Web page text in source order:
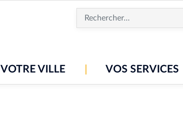
Aller
VOTRE VILLE VOS SERVICES